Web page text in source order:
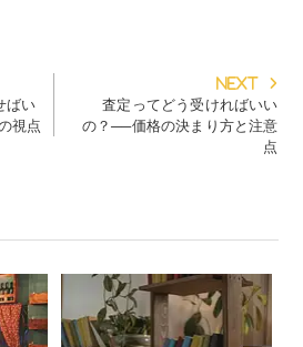
ばい
視点
Next
post:査定ってどう受ければいい
の？──価格の決まり方と注意
点